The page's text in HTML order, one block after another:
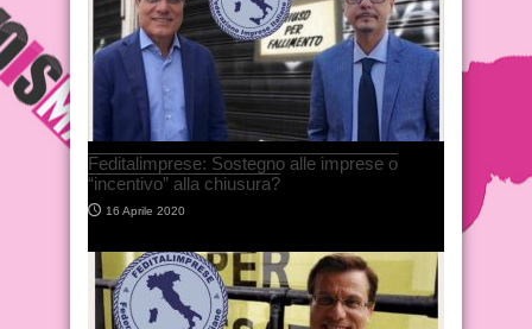
Feditalimprese: Sostegno alle imprese o
“incentivo” alla chiusura?
16 Aprile 2020